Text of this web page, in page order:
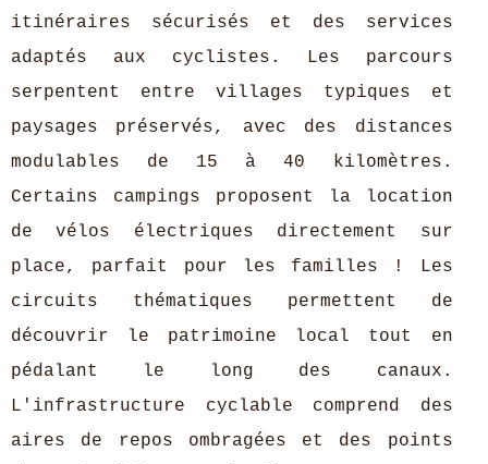
itinéraires sécurisés et des services
adaptés aux cyclistes. Les parcours
serpentent entre villages typiques et
paysages préservés, avec des distances
modulables de 15 à 40 kilomètres.
Certains campings proposent la location
de vélos électriques directement sur
place, parfait pour les familles ! Les
circuits thématiques permettent de
découvrir le patrimoine local tout en
pédalant le long des canaux.
L'infrastructure cyclable comprend des
aires de repos ombragées et des points